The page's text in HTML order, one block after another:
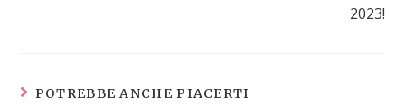
2023!
POTREBBE ANCHE PIACERTI